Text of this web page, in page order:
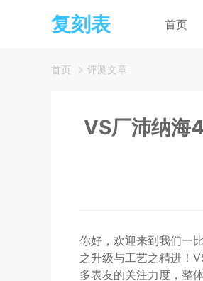
复刻表 首页
首页 评测文章
VS厂沛纳海
你好，欢迎来到我们一
之升级与工艺之精进！
多表友的关注力度，整